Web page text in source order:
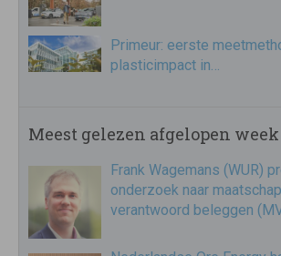
Primeur: eerste
plasticimpact in…
Meest gelezen afgelopen week
Frank Wagemans (WUR)
onderzoek naar
verantwoord beleggen